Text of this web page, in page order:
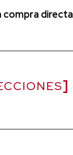
compra directa